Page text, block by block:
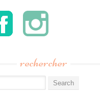
rechercher